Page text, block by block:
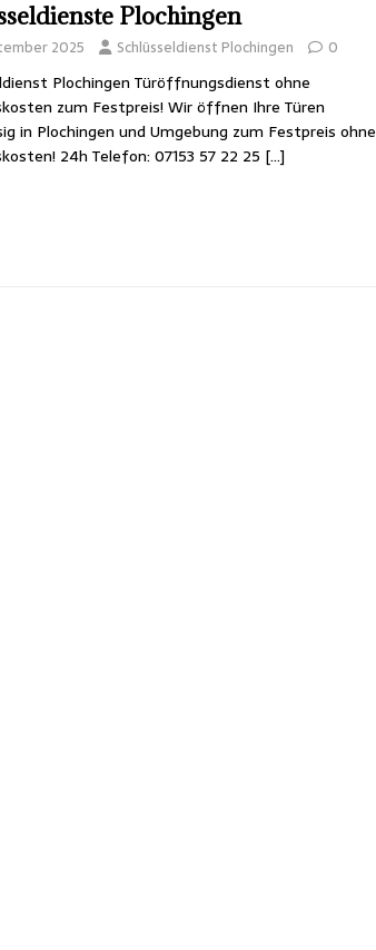
Plochingen
2025 Schlüsseldienst Plochingen 0
Plochingen Türöffnungsdienst ohne
zum Festpreis! Wir öffnen Ihre Türen
in Plochingen und Umgebung zum Festpreis ohne
24h Telefon: 07153 57 22 25 […]